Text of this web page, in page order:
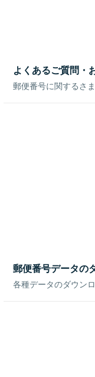
よくあるご質問・
郵便番号に関するさ
郵便番号データの
各種データのダウン